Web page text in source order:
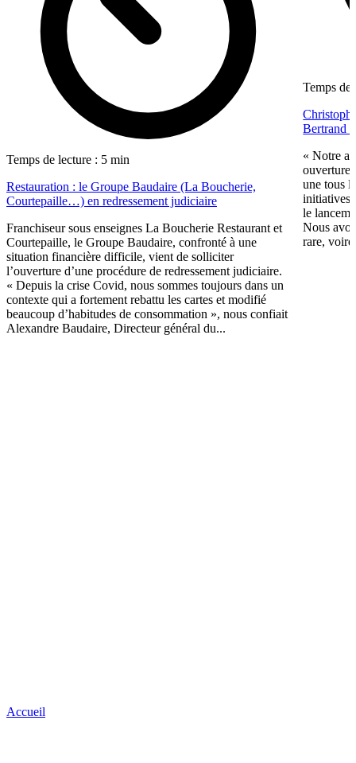
Temps de lecture : 5 min
Restauration : le Groupe Baudaire (La Boucherie,
Courtepaille…) en redressement judiciaire
Franchiseur sous enseignes La Boucherie Restaurant et
Courtepaille, le Groupe Baudaire, confronté à une
situation financière difficile, vient de solliciter
l’ouverture d’une procédure de redressement judiciaire.
« Depuis la crise Covid, nous sommes toujours dans un
contexte qui a fortement rebattu les cartes et modifié
beaucoup d’habitudes de consommation », nous confiait
Alexandre Baudaire, Directeur général du...
Temps de
Bertrand
« Notre
une tous
initiatives
le
Nous
rare,
Accueil